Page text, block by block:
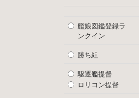
艦娘図鑑登録ラ
ンクイン
勝ち組
駆逐艦提督
ロリコン提督